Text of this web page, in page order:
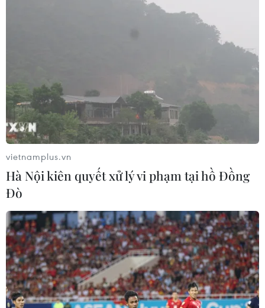
vietnamplus.vn
Hà Nội kiên quyết xử lý vi phạm tại hồ Đồng
Đò